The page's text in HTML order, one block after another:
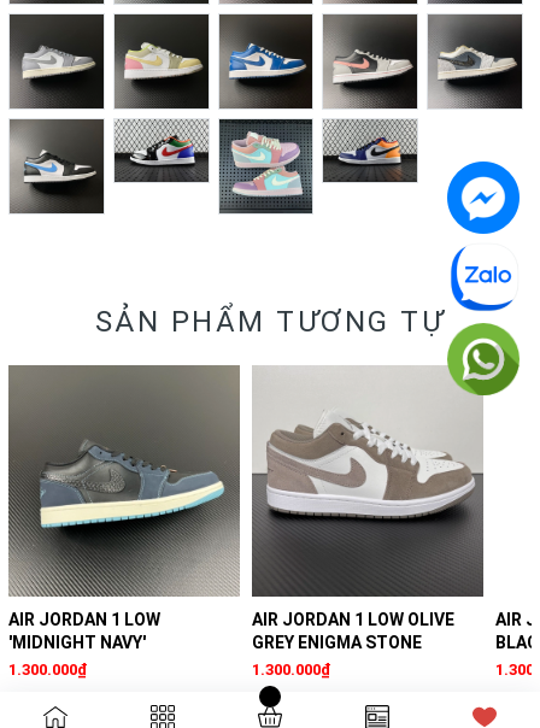
SẢN PHẨM TƯƠNG TỰ
AIR JORDAN 1 LOW
'MIDNIGHT NAVY'
1.300.000₫
AIR JORDAN 1 LOW OLIVE
GREY ENIGMA STONE
1.300.000₫
AIR